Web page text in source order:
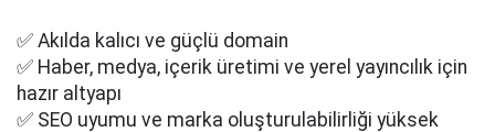
✅ Akılda kalıcı ve güçlü domain
✅ Haber, medya, içerik üretimi ve yerel yayıncılık için
hazır altyapı
✅ SEO uyumu ve marka oluşturulabilirliği yüksek